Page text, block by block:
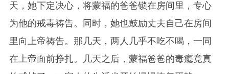
天，她下定决心，将蒙福的爸爸锁在房间里，专心
为他的戒毒祷告。同时，她也鼓励丈夫自己在房间
里向上帝祷告。那几天，两人几乎不吃不喝，一同
在上帝面前挣扎。几天之后，蒙福爸爸的毒瘾竟真